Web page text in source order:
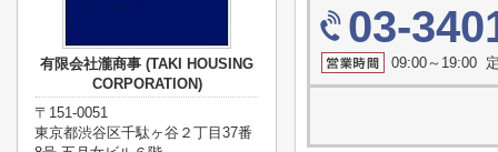
03-
09:00～19:00
有限会社瀧商事 (TAKI HOUSING
CORPORATION)
〒151-0051
東京都渋谷区千駄ヶ谷２丁目37番